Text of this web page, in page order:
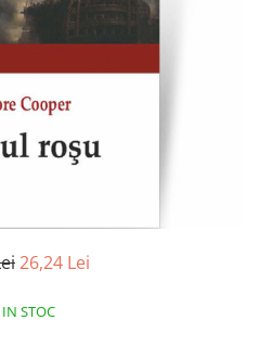
26,24 Lei
IN STOC